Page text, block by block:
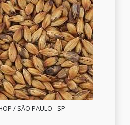
/ SÃO PAULO - SP